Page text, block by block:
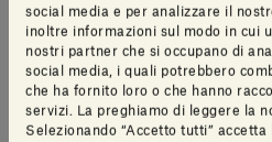
social media e per analizzare il
inoltre informazioni sul modo in cui
nostri partner che si occupano di
social media, i quali potrebbero
che ha fornito loro o che hanno
servizi. La preghiamo di leggere la
Selezionando “Accetto tutti”